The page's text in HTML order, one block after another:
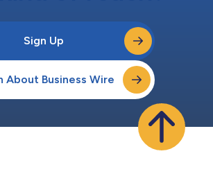
Sign Up
About Business Wire